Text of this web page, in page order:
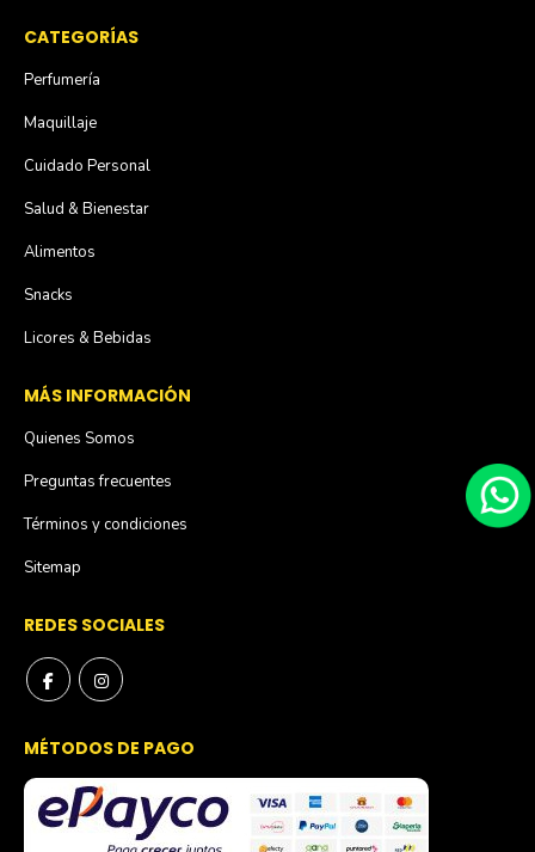
CATEGORÍAS
Perfumería
Maquillaje
Cuidado Personal
Salud & Bienestar
Alimentos
Snacks
Licores & Bebidas
MÁS INFORMACIÓN
Quienes Somos
Preguntas frecuentes
Términos y condiciones
Sitemap
REDES SOCIALES
MÉTODOS DE PAGO